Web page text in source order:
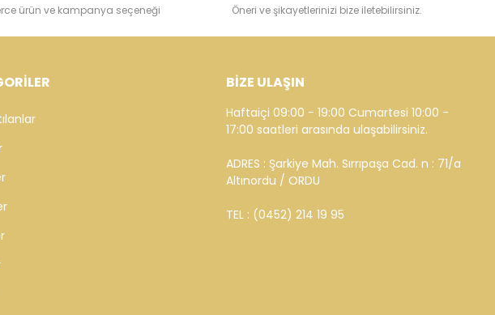
ürün ve kampanya seçeneği Öneri ve şikayetlerinizi bize iletebilirsiniz.
BİZE ULAŞIN
Haftaiçi 09:00 - 19:00 Cumartesi 10:00 -
17:00 saatleri arasında ulaşabilirsiniz.
ADRES : Şarkiye Mah. Sırrıpaşa Cad. n : 71/a
Altınordu / ORDU
TEL : (0452) 214 19 95